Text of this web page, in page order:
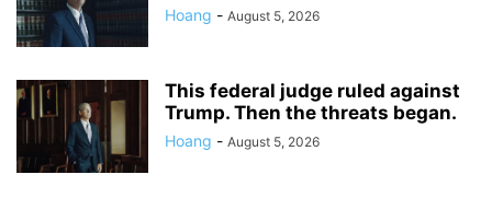
Hoang - August 5, 2026
This federal judge ruled against
Trump. Then the threats began.
Hoang - August 5, 2026